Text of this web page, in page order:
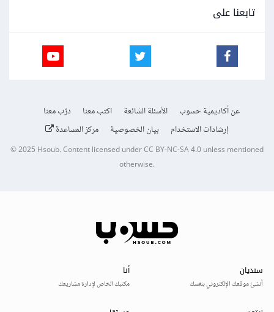
تابعنا على
عن أكاديمية حسوب الأسئلة الشائعة اكتب معنا
درّب معنا
إرشادات الاستخدام
بيان الخصوصية مركز المساعدة
© 2025Hsoub.Content licensed underCC BY-NC-SA 4.0unless mentioned
otherwise.